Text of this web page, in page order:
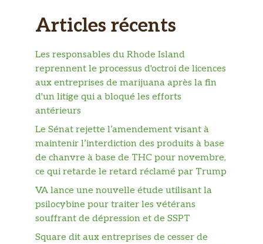
Articles récents
Les responsables du Rhode Island
reprennent le processus d'octroi de licences
aux entreprises de marijuana après la fin
d'un litige qui a bloqué les efforts
antérieurs
Le Sénat rejette l’amendement visant à
maintenir l’interdiction des produits à base
de chanvre à base de THC pour novembre,
ce qui retarde le retard réclamé par Trump
VA lance une nouvelle étude utilisant la
psilocybine pour traiter les vétérans
souffrant de dépression et de SSPT
Square dit aux entreprises de cesser de